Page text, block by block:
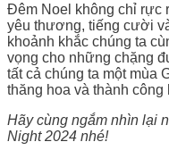
Đêm Noel không chỉ rực
yêu thương, tiếng cười
khoảnh khắc chúng ta
vọng cho những chặng
tất cả chúng ta một mùa
thăng hoa và thành
Hãy cùng ngắm nhìn lại
Night 2024 nhé!